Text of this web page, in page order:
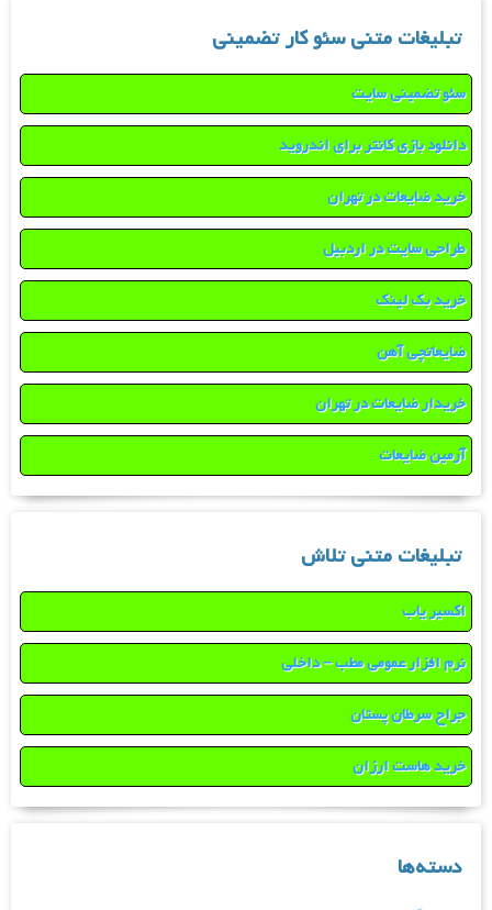
تبلیغات متنی سئو کار تضمینی
سئو تضمینی سایت
دانلود بازی کانتر برای اندروید
خرید ضایعات در تهران
طراحی سایت در اردبیل
خرید بک لینک
ضایعاتچی آهن
خریدار ضایعات در تهران
آرمین ضایعات
تبلیغات متنی تلاش
اکسیر یاب
نرم افزار عمومی مطب – داخلی
جراح سرطان پستان
خرید هاست ارزان
دسته‌ها